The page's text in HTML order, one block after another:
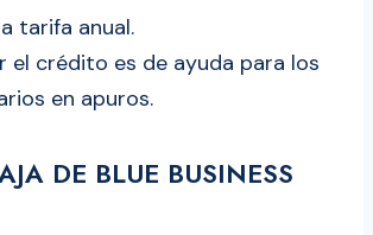
tarifa anual.
el crédito es de ayuda para los
en apuros.
DE BLUE BUSINESS